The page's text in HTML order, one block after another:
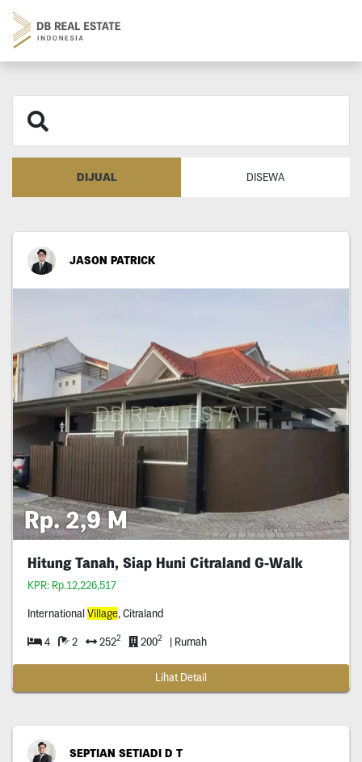
DIJUAL DISEWA
JASON PATRICK
Rp. 2,9 M
Hitung Tanah, Siap Huni Citraland G-Walk
KPR: Rp.12,226,517
InternationalVillage, Citraland
4 2 2522 2002 | Rumah
Lihat Detail
SEPTIAN SETIADI D T